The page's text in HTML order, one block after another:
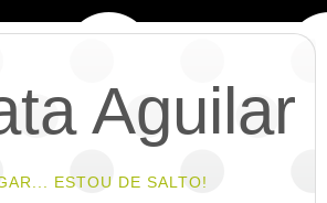
Aguilar
ESTOU DE SALTO!